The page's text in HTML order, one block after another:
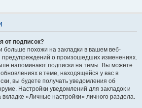
от подписок?
больше похожи на закладки в вашем веб-
предупреждений о произошедших изменениях.
напоминают подписки на темы. Вы можете
в теме, находящейся у вас в
вы будете получать уведомления об
Настройки уведомлений для закладок и
«Личные настройки» личного раздела.